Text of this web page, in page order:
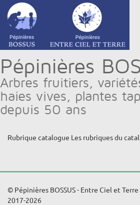
Pépinières
Arbres fruitiers,
haies vives, plantes
depuis 50 ans
Rubrique catalogue Les rubriques du
© Pépinières BOSSUS - Entre Ciel et
2017-2026